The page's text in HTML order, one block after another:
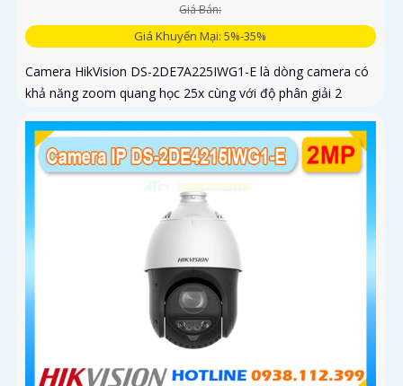
Giá Bán:
Giá Khuyến Mại: 5%-35%
Camera HikVision DS-2DE7A225IWG1-E là dòng camera có
khả năng zoom quang học 25x cùng với độ phân giải 2